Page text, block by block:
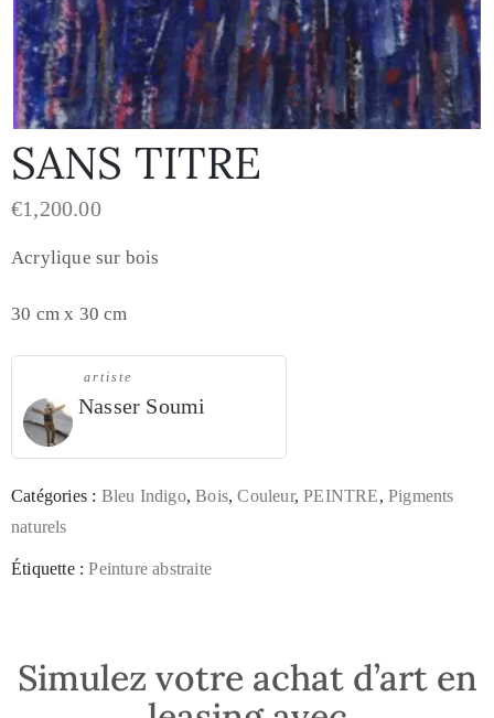
SANS TITRE
€1,200.00
Acrylique sur bois
30 cm x 30 cm
artiste
Nasser Soumi
Catégories : Bleu Indigo,Bois,Couleur,PEINTRE,Pigments
naturels
Étiquette :Peinture abstraite
Simulez votre achat d’art en